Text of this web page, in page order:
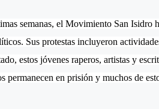
semanas, el Movimiento San Isidro
Sus protestas incluyeron
estos jóvenes raperos, artistas y
permanecen en prisión y muchos de